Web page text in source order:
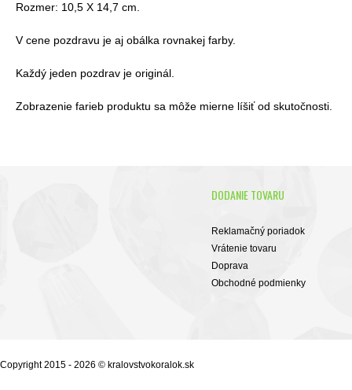
Rozmer: 10,5 X 14,7 cm.
V cene pozdravu je aj obálka rovnakej farby.
Každý jeden pozdrav je originál.
Zobrazenie farieb produktu sa môže mierne líšiť od skutočnosti.
DODANIE TOVARU
Reklamačný poriadok
Vrátenie tovaru
Doprava
Obchodné podmienky
Copyright 2015 - 2026 © kralovstvokoralok.sk